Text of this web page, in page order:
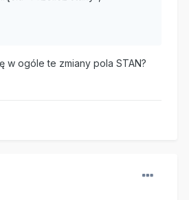
w ogóle te zmiany pola STAN?